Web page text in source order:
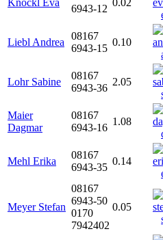
Knöckl Eva
6943-12
0.02
Liebl Andrea
08167
6943-15
0.10
Lohr Sabine
08167
6943-36
2.05
Maier
Dagmar
08167
6943-16
1.08
Mehl Erika
08167
6943-35
0.14
Meyer Stefan
08167
6943-50
0170
7942402
0.05